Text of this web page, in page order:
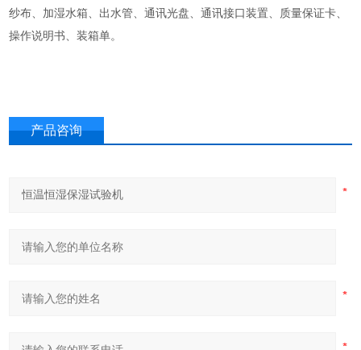
纱布、加湿水箱、出水管、通讯光盘、通讯接口装置、质量保证卡、
操作说明书、装箱单。
产品咨询